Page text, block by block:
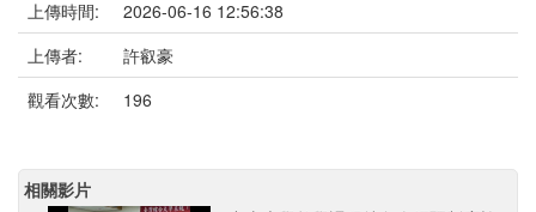
上傳時間:
2026-06-16 12:56:38
上傳者:
許叡豪
觀看次數:
196
相關影片